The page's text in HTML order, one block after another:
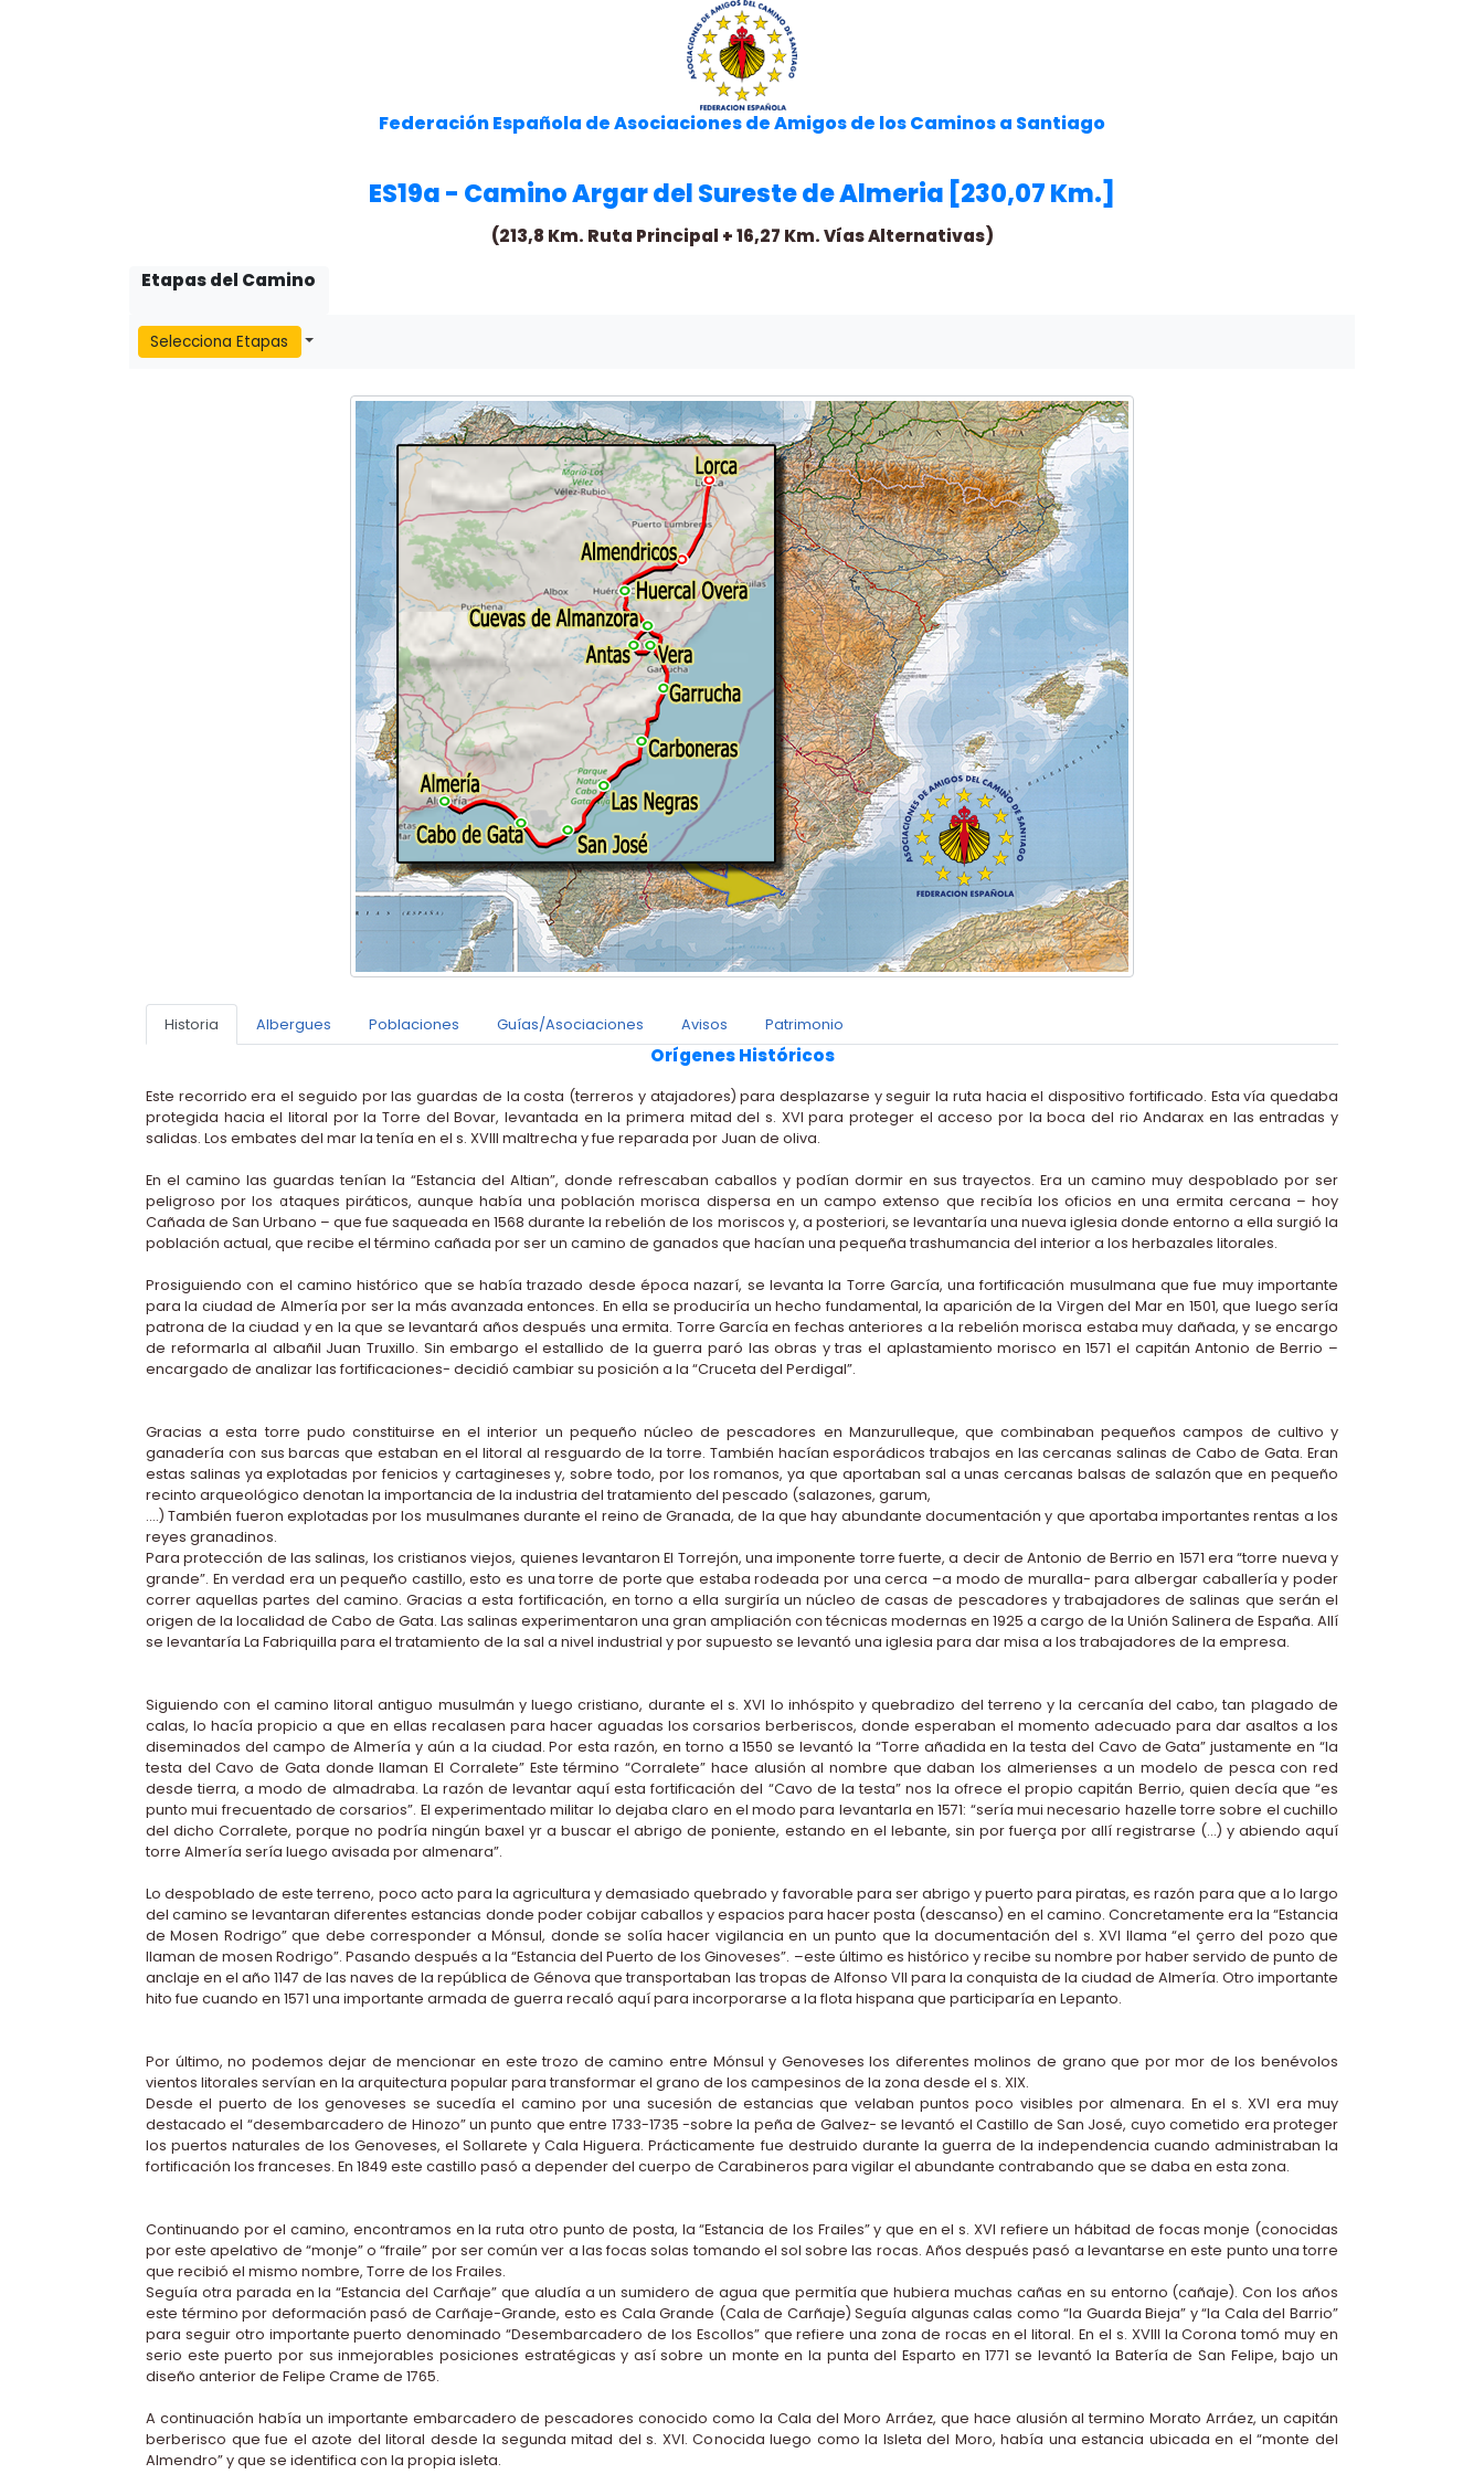
Federación Española de Asociaciones de Amigos de los Caminos a Santiago
ES19a - Camino Argar del Sureste de Almeria [230,07 Km.]
(213,8 Km. Ruta Principal + 16,27 Km. Vías Alternativas)
Etapas del Camino
Selecciona Etapas
Historia Albergues Poblaciones Guías/Asociaciones Avisos Patrimonio
Orígenes Históricos
Este recorrido era el seguido por las guardas de la costa (terreros y atajadores) para desplazarse y seguir la ruta hacia el dispositivo fortificado. Esta vía quedaba
protegida hacia el litoral por la Torre del Bovar, levantada en la primera mitad del s. XVI para proteger el acceso por la boca del rio Andarax en las entradas y
salidas. Los embates del mar la tenía en el s. XVIII maltrecha y fue reparada por Juan de oliva.
En el camino las guardas tenían la “Estancia del Altian”, donde refrescaban caballos y podían dormir en sus trayectos. Era un camino muy despoblado por ser
peligroso por los ataques piráticos, aunque había una población morisca dispersa en un campo extenso que recibía los oficios en una ermita cercana – hoy
Cañada de San Urbano – que fue saqueada en 1568 durante la rebelión de los moriscos y, a posteriori, se levantaría una nueva iglesia donde entorno a ella surgió la
población actual, que recibe el término cañada por ser un camino de ganados que hacían una pequeña trashumancia del interior a los herbazales litorales.
Prosiguiendo con el camino histórico que se había trazado desde época nazarí, se levanta la Torre García, una fortificación musulmana que fue muy importante
para la ciudad de Almería por ser la más avanzada entonces. En ella se produciría un hecho fundamental, la aparición de la Virgen del Mar en 1501, que luego sería
patrona de la ciudad y en la que se levantará años después una ermita. Torre García en fechas anteriores a la rebelión morisca estaba muy dañada, y se encargo
de reformarla al albañil Juan Truxillo. Sin embargo el estallido de la guerra paró las obras y tras el aplastamiento morisco en 1571 el capitán Antonio de Berrio –
encargado de analizar las fortificaciones- decidió cambiar su posición a la “Cruceta del Perdigal”.
Gracias a esta torre pudo constituirse en el interior un pequeño núcleo de pescadores en Manzurulleque, que combinaban pequeños campos de cultivo y
ganadería con sus barcas que estaban en el litoral al resguardo de la torre. También hacían esporádicos trabajos en las cercanas salinas de Cabo de Gata. Eran
estas salinas ya explotadas por fenicios y cartagineses y, sobre todo, por los romanos, ya que aportaban sal a unas cercanas balsas de salazón que en pequeño
recinto arqueológico denotan la importancia de la industria del tratamiento del pescado (salazones, garum,
….) También fueron explotadas por los musulmanes durante el reino de Granada, de la que hay abundante documentación y que aportaba importantes rentas a los
reyes granadinos.
Para protección de las salinas, los cristianos viejos, quienes levantaron El Torrejón, una imponente torre fuerte, a decir de Antonio de Berrio en 1571 era “torre nueva y
grande”. En verdad era un pequeño castillo, esto es una torre de porte que estaba rodeada por una cerca –a modo de muralla- para albergar caballería y poder
correr aquellas partes del camino. Gracias a esta fortificación, en torno a ella surgiría un núcleo de casas de pescadores y trabajadores de salinas que serán el
origen de la localidad de Cabo de Gata. Las salinas experimentaron una gran ampliación con técnicas modernas en 1925 a cargo de la Unión Salinera de España. Allí
se levantaría La Fabriquilla para el tratamiento de la sal a nivel industrial y por supuesto se levantó una iglesia para dar misa a los trabajadores de la empresa.
Siguiendo con el camino litoral antiguo musulmán y luego cristiano, durante el s. XVI lo inhóspito y quebradizo del terreno y la cercanía del cabo, tan plagado de
calas, lo hacía propicio a que en ellas recalasen para hacer aguadas los corsarios berberiscos, donde esperaban el momento adecuado para dar asaltos a los
diseminados del campo de Almería y aún a la ciudad. Por esta razón, en torno a 1550 se levantó la “Torre añadida en la testa del Cavo de Gata” justamente en “la
testa del Cavo de Gata donde llaman El Corralete” Este término “Corralete” hace alusión al nombre que daban los almerienses a un modelo de pesca con red
desde tierra, a modo de almadraba. La razón de levantar aquí esta fortificación del “Cavo de la testa” nos la ofrece el propio capitán Berrio, quien decía que “es
punto mui frecuentado de corsarios”. El experimentado militar lo dejaba claro en el modo para levantarla en 1571: “sería mui necesario hazelle torre sobre el cuchillo
del dicho Corralete, porque no podría ningún baxel yr a buscar el abrigo de poniente, estando en el lebante, sin por fuerça por allí registrarse (…) y abiendo aquí
torre Almería sería luego avisada por almenara”.
Lo despoblado de este terreno, poco acto para la agricultura y demasiado quebrado y favorable para ser abrigo y puerto para piratas, es razón para que a lo largo
del camino se levantaran diferentes estancias donde poder cobijar caballos y espacios para hacer posta (descanso) en el camino. Concretamente era la “Estancia
de Mosen Rodrigo” que debe corresponder a Mónsul, donde se solía hacer vigilancia en un punto que la documentación del s. XVI llama “el çerro del pozo que
llaman de mosen Rodrigo”. Pasando después a la “Estancia del Puerto de los Ginoveses”. –este último es histórico y recibe su nombre por haber servido de punto de
anclaje en el año 1147 de las naves de la república de Génova que transportaban las tropas de Alfonso VII para la conquista de la ciudad de Almería. Otro importante
hito fue cuando en 1571 una importante armada de guerra recaló aquí para incorporarse a la flota hispana que participaría en Lepanto.
Por último, no podemos dejar de mencionar en este trozo de camino entre Mónsul y Genoveses los diferentes molinos de grano que por mor de los benévolos
vientos litorales servían en la arquitectura popular para transformar el grano de los campesinos de la zona desde el s. XIX.
Desde el puerto de los genoveses se sucedía el camino por una sucesión de estancias que velaban puntos poco visibles por almenara. En el s. XVI era muy
destacado el “desembarcadero de Hinozo” un punto que entre 1733-1735 -sobre la peña de Galvez- se levantó el Castillo de San José, cuyo cometido era proteger
los puertos naturales de los Genoveses, el Sollarete y Cala Higuera. Prácticamente fue destruido durante la guerra de la independencia cuando administraban la
fortificación los franceses. En 1849 este castillo pasó a depender del cuerpo de Carabineros para vigilar el abundante contrabando que se daba en esta zona.
Continuando por el camino, encontramos en la ruta otro punto de posta, la “Estancia de los Frailes” y que en el s. XVI refiere un hábitad de focas monje (conocidas
por este apelativo de “monje” o “fraile” por ser común ver a las focas solas tomando el sol sobre las rocas. Años después pasó a levantarse en este punto una torre
que recibió el mismo nombre, Torre de los Frailes.
Seguía otra parada en la “Estancia del Carñaje” que aludía a un sumidero de agua que permitía que hubiera muchas cañas en su entorno (cañaje). Con los años
este término por deformación pasó de Carñaje-Grande, esto es Cala Grande (Cala de Carñaje) Seguía algunas calas como “la Guarda Bieja” y “la Cala del Barrio”
para seguir otro importante puerto denominado “Desembarcadero de los Escollos” que refiere una zona de rocas en el litoral. En el s. XVIII la Corona tomó muy en
serio este puerto por sus inmejorables posiciones estratégicas y así sobre un monte en la punta del Esparto en 1771 se levantó la Batería de San Felipe, bajo un
diseño anterior de Felipe Crame de 1765.
A continuación había un importante embarcadero de pescadores conocido como la Cala del Moro Arráez, que hace alusión al termino Morato Arráez, un capitán
berberisco que fue el azote del litoral desde la segunda mitad del s. XVI. Conocida luego como la Isleta del Moro, había una estancia ubicada en el “monte del
Almendro” y que se identifica con la propia isleta.